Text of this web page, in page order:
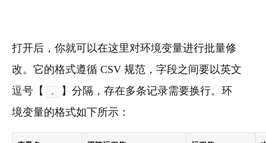
打开后，你就可以在这里对环境变量进行批量修
改。它的格式遵循 CSV 规范，字段之间要以英文
逗号【
,
】分隔，存在多条记录需要换行。环
境变量的格式如下所示：